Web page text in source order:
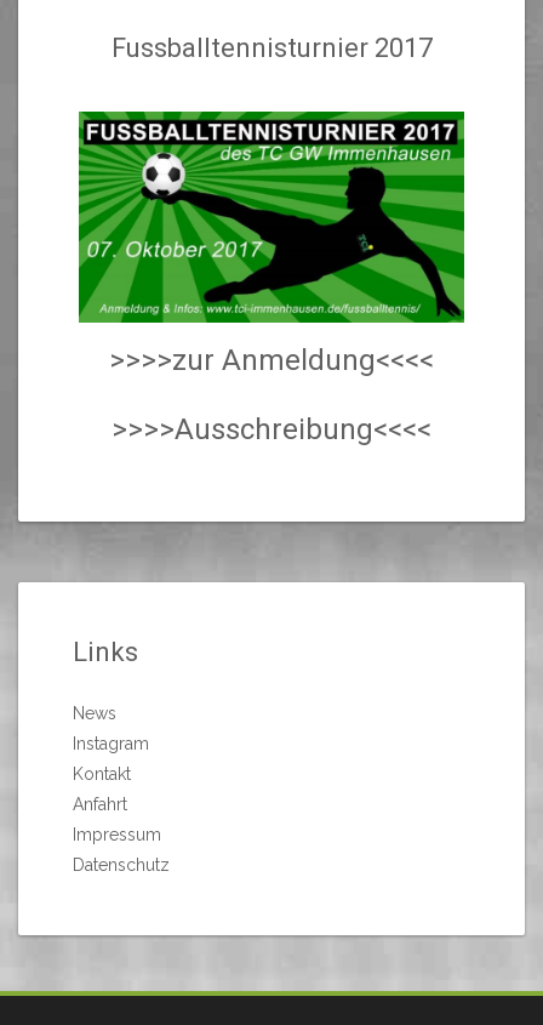
Fussballtennisturnier 2017
>>>>zur Anmeldung<<<<
>>>>Ausschreibung<<<<
Links
News
Instagram
Kontakt
Anfahrt
Impressum
Datenschutz